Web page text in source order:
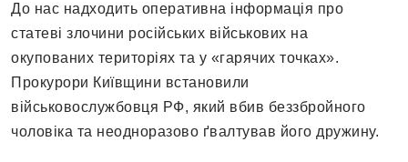
До нас надходить оперативна інформація про
статеві злочини російських військових на
окупованих територіях та у «гарячих точках».
Прокурори Київщини встановили
військовослужбовця РФ, який вбив беззбройного
чоловіка та неодноразово ґвалтував його дружину.